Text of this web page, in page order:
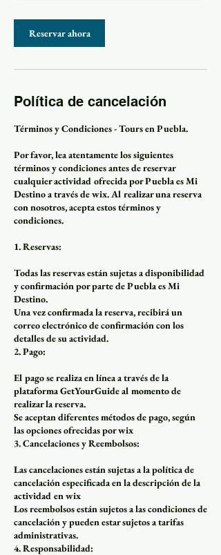
Reservar ahora
Política de cancelación
Términos y Condiciones - Tours en Puebla.
Por favor, lea atentamente los siguientes
términos y condiciones antes de reservar
cualquier actividad ofrecida por Puebla es Mi
Destino a través de wix. Al realizar una reserva
con nosotros, acepta estos términos y
condiciones.
1. Reservas:
Todas las reservas están sujetas a disponibilidad
y confirmación por parte de Puebla es Mi
Destino.
Una vez confirmada la reserva, recibirá un
correo electrónico de confirmación con los
detalles de su actividad.
2. Pago:
El pago se realiza en línea a través de la
plataforma GetYourGuide al momento de
realizar la reserva.
Se aceptan diferentes métodos de pago, según
las opciones ofrecidas por wix
3. Cancelaciones y Reembolsos:
Las cancelaciones están sujetas a la política de
cancelación especificada en la descripción de la
actividad en wix
Los reembolsos están sujetos a las condiciones de
cancelación y pueden estar sujetos a tarifas
administrativas.
4. Responsabilidad: